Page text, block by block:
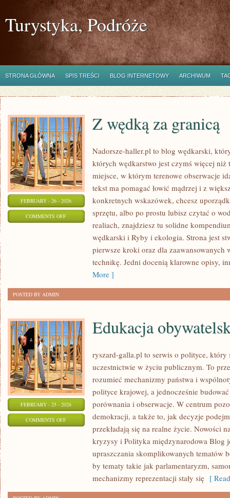
Turystyka, Podróże
STRONA GŁÓWNA SPIS TREŚCI BLOG INTERNETOWY ARCHIWUM
FEBRUARY - 26 - 2026
COMMENTS OFFON
Z wędką za granicą
Nadorsze-haller.pl to blog wędkarski,
których wędkarstwo jest czymś więcej
miejsce, w którym terenowe obserwacje
tekst ma pomagać łowić mądrzej i z
konkretnych wskazówek, chcesz
sprzętu, albo po prostu lubisz czytać o
realiach, znajdziesz tu solidne
wędkarski i Ryby i ekologia. Strona jest
pierwsze kroki oraz dla
technikę. Jedni docenią klarowne opisy,
More ]
POSTED BY ADMIN
FEBRUARY - 25 - 2026
COMMENTS OFFON
OBYWATELSKA
Edukacja
ryszard-galla.pl to serwis o polityce, który
uczestnictwie w życiu publicznym. To
rozumieć mechanizmy państwa i
polityce krajowej, a jednocześnie
porównania i obserwacje. W centrum
demokracji, a także to, jak decyzje
przekładają się na realne życie. Nowości
kryzysy i Polityka międzynarodowa Blog
upraszczania skomplikowanych tematów
by tematy takie jak parlamentaryzm,
mechanizmy reprezentacji stały się [